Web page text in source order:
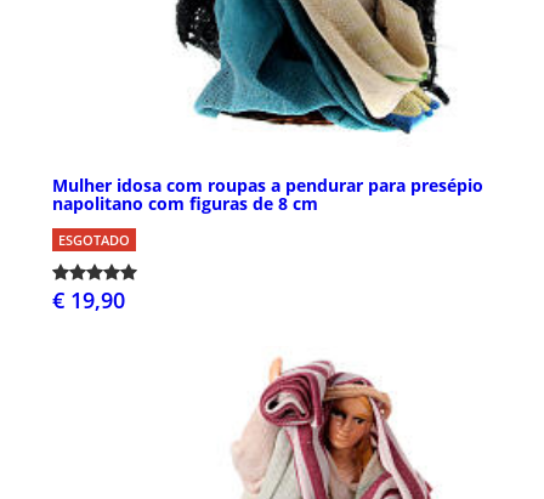
Mulher idosa com roupas a pendurar para presépio
napolitano com figuras de 8 cm
ESGOTADO
€ 19,90